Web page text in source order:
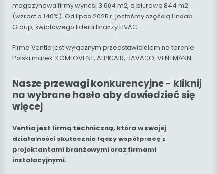
magazynowa firmy wynosi 3 604 m2, a biurowa 844 m2
(wzrost o 140%). Od lipca 2025 r. jesteśmy częścią Lindab
Group, światowego lidera branży HVAC.
Firma Ventia jest wyłącznym przedstawicielem na terenie
Polski marek: KOMFOVENT, ALPICAIR, HAVACO, VENTMANN.
Nasze przewagi konkurencyjne - kliknij
na wybrane hasło aby dowiedzieć się
więcej
Ventia jest firmą techniczną, która w swojej
działalności skutecznie łączy współpracę z
projektantami branżowymi oraz firmami
instalacyjnymi.